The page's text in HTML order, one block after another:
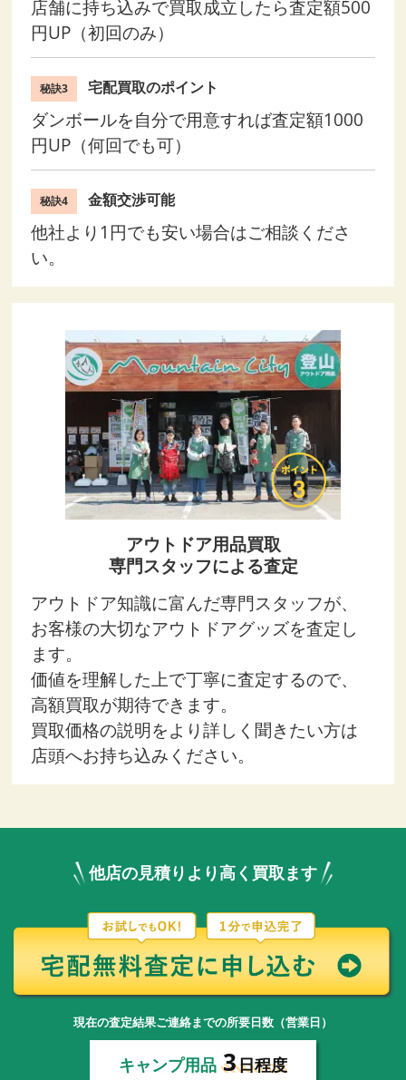
店舗に持ち込みで買取成立したら査定額500
円UP（初回のみ）
秘訣3 宅配買取のポイント
ダンボールを自分で用意すれば査定額1000
円UP（何回でも可）
秘訣4 金額交渉可能
他社より1円でも安い場合はご相談くださ
い。
アウトドア用品買取
専門スタッフによる査定
アウトドア知識に富んだ専門スタッフが、
お客様の大切なアウトドアグッズを査定し
ます。
価値を理解した上で丁寧に査定するので、
高額買取が期待できます。
買取価格の説明をより詳しく聞きたい方は
店頭へお持ち込みください。
他店の見積りより高く買取ます
現在の査定結果ご連絡までの所要日数（営業日）
キャンプ用品 3日程度